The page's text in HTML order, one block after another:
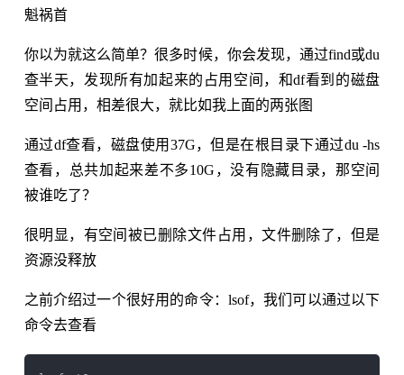
魁祸首
你以为就这么简单？很多时候，你会发现，通过find或du
查半天，发现所有加起来的占用空间，和df看到的磁盘
空间占用，相差很大，就比如我上面的两张图
通过df查看，磁盘使用37G，但是在根目录下通过du -hs
查看，总共加起来差不多10G，没有隐藏目录，那空间
被谁吃了？
很明显，有空间被已删除文件占用，文件删除了，但是
资源没释放
之前介绍过一个很好用的命令：lsof，我们可以通过以下
命令去查看